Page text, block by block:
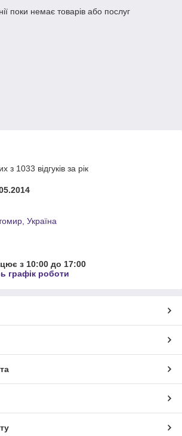
поки немає товарів або послуг
з 1033 відгуків за рік
Україна
з 10:00 до 17:00
графік роботи